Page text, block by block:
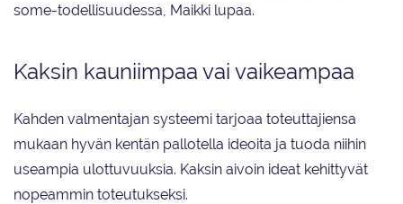
some-todellisuudessa, Maikki lupaa.
Kaksin kauniimpaa vai vaikeampaa
Kahden valmentajan systeemi tarjoaa toteuttajiensa
mukaan hyvän kentän pallotella ideoita ja tuoda niihin
useampia ulottuvuuksia. Kaksin aivoin ideat kehittyvät
nopeammin toteutukseksi.